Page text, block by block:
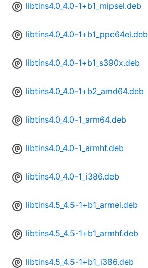
libtins4.0_4.0-1+b1_mipsel.deb
libtins4.0_4.0-1+b1_ppc64el.deb
libtins4.0_4.0-1+b1_s390x.deb
libtins4.0_4.0-1+b2_amd64.deb
libtins4.0_4.0-1_arm64.deb
libtins4.0_4.0-1_armhf.deb
libtins4.0_4.0-1_i386.deb
libtins4.5_4.5-1+b1_armel.deb
libtins4.5_4.5-1+b1_armhf.deb
libtins4.5_4.5-1+b1_i386.deb